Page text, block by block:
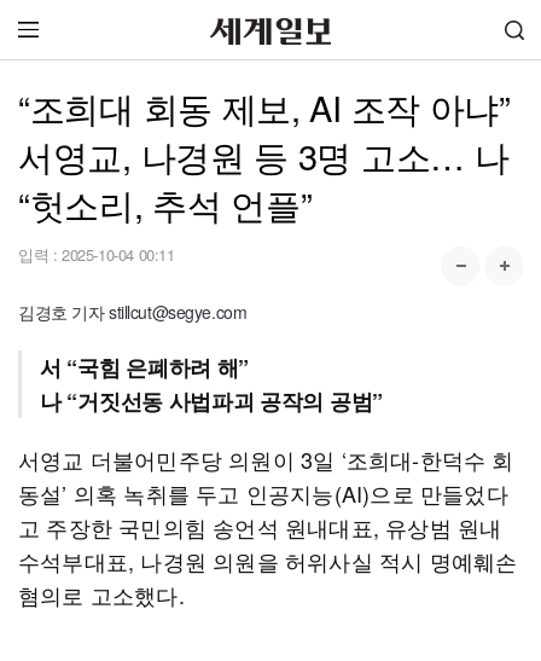
“조희대 회동 제보, AI 조작 아냐”
서영교, 나경원 등 3명 고소… 나
“헛소리, 추석 언플”
입력 : 2025-10-04 00:11
김경호 기자 stillcut@segye.com
서 “국힘 은폐하려 해”
나 “거짓선동 사법파괴 공작의 공범”
서영교 더불어민주당 의원이 3일 ‘조희대-한덕수 회
동설’ 의혹 녹취를 두고 인공지능(AI)으로 만들었다
고 주장한 국민의힘 송언석 원내대표, 유상범 원내
수석부대표, 나경원 의원을 허위사실 적시 명예훼손
혐의로 고소했다.